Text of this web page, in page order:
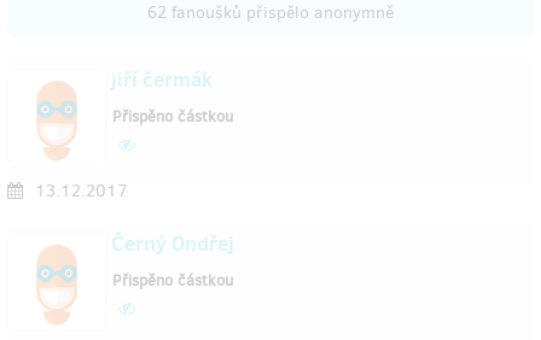
62 fanoušků přispělo anonymně
jiří čermák
13.12.2017
Přispěno částkou
Černý Ondřej
Přispěno částkou